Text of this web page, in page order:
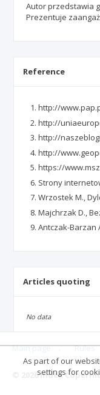
Autor przedstawia
Prezentuje
Reference
http://
http://
http://
http://
https://
Strony
Wrzostek M.,
Majchrzak D.,
Antczak-Barzan
Articles quoting
No data
Main page . Rules
© 2026 Index
As part of our
settings for